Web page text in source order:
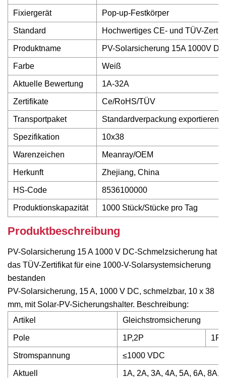
Fixiergerät Pop-up-Festkörper
Standard Hochwertiges CE- und TÜV-
Produktname PV-Solarsicherung 15A 1000V
Farbe Weiß
Aktuelle Bewertung 1A-32A
Zertifikate Ce/RoHS/TÜV
Transportpaket Standardverpackung exportieren
Spezifikation 10x38
Warenzeichen Meanray/OEM
Herkunft Zhejiang, China
HS-Code 8536100000
Produktionskapazität 1000 Stück/Stücke pro Tag
Produktbeschreibung
PV-Solarsicherung 15 A 1000 V DC-Schmelzsicherung hat
das TÜV-Zertifikat für eine 1000-V-Solarsystemsicherung
bestanden
PV-Solarsicherung, 15 A, 1000 V DC, schmelzbar, 10 x 38
mm, mit Solar-PV-Sicherungshalter. Beschreibung:
Artikel
Gleichstromsicherung
Pole 1P,2P
Stromspannung ≤1000 VDC
Aktuell 1A, 2A, 3A, 4A, 5A, 6A, 8A,